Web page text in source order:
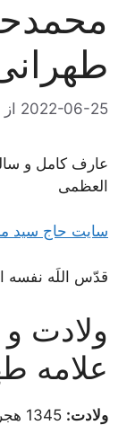
2022-06-25 از
عارف کامل و
العظمی
سایت حاج سید
قدّس اللَه نفسه
ولادت
علامه
ولادت: